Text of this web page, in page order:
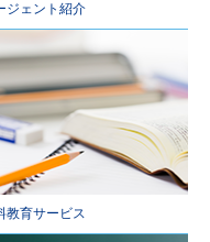
ジェント紹介
教育サービス